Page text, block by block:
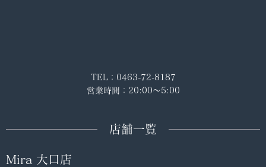
TEL：0463-72-8187
営業時間：20:00～5:00
店舗一覧
Mira 大口店